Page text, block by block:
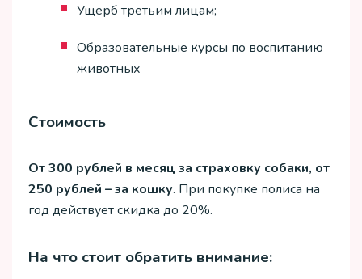
Ущерб третьим лицам;
Образовательные курсы по воспитанию
животных
Стоимость
От 300 рублей в месяц за страховку собаки, от
250 рублей – за кошку. При покупке полиса на
год действует скидка до 20%.
На что стоит обратить внимание: